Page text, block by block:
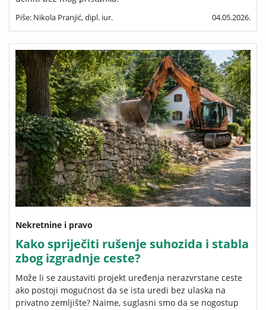
Piše: Nikola Pranjić, dipl. iur. 04.05.2026.
Nekretnine i pravo
Kako spriječiti rušenje suhozida i stabla
zbog izgradnje ceste?
Može li se zaustaviti projekt uređenja nerazvrstane ceste
ako postoji mogućnost da se ista uredi bez ulaska na
privatno zemljište? Naime, suglasni smo da se nogostup